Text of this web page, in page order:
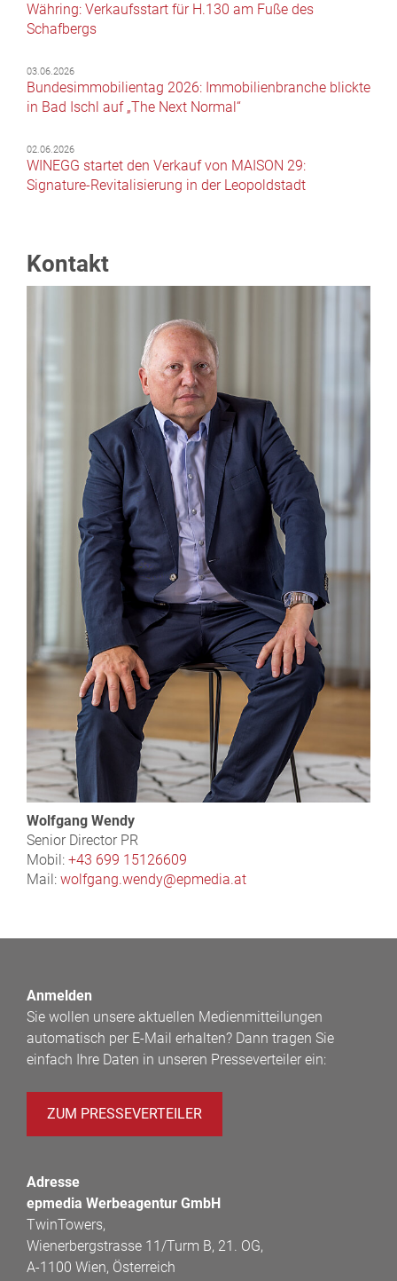
Währing: Verkaufsstart für H.130 am Fuße des
Schafbergs
03.06.2026
Bundesimmobilientag 2026: Immobilienbranche blickte
in Bad Ischl auf „The Next Normal“
02.06.2026
WINEGG startet den Verkauf von MAISON 29:
Signature-Revitalisierung in der Leopoldstadt
Kontakt
Wolfgang Wendy
Senior Director PR
Mobil: +43 699 15126609
Mail: wolfgang.wendy@epmedia.at
Anmelden
Sie wollen unsere aktuellen Medienmitteilungen
automatisch per E-Mail erhalten? Dann tragen Sie
einfach Ihre Daten in unseren Presseverteiler ein:
ZUM PRESSEVERTEILER
Adresse
epmedia Werbeagentur GmbH
TwinTowers,
Wienerbergstrasse 11/Turm B, 21. OG,
A-1100 Wien, Österreich